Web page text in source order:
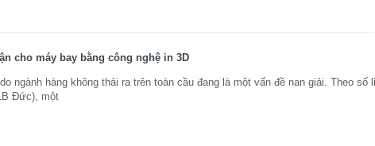
cho máy bay bằng công nghệ in 3D
ngành hàng không thải ra trên toàn cầu đang là một vấn đề nan giải. Theo số
Đức), một